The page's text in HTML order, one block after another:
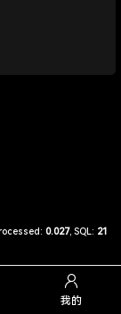
0.027, SQL: 21
我的